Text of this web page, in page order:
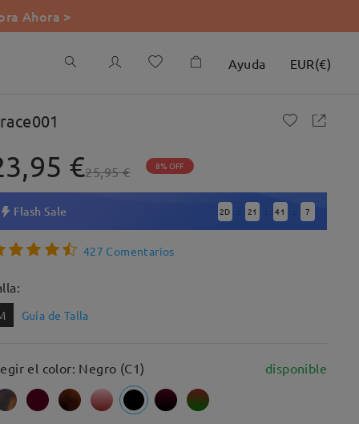
Ahora >
Ayuda EUR(€)
€25,95 € 8% OFF
Flash Sale 2D : 21 : 41 : 5
427 Comentarios
Guía de Talla
el color: Negro (C1) disponible